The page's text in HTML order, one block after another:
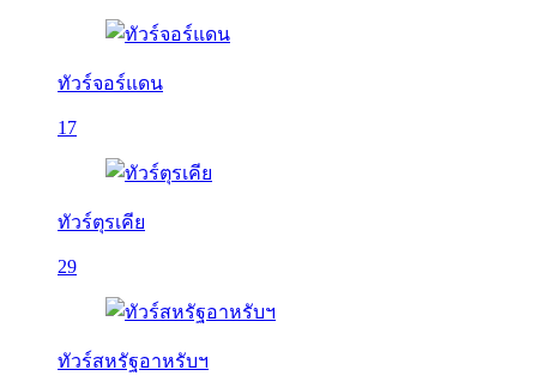
ทัวร์จอร์แดน
17
ทัวร์ตุรเคีย
29
ทัวร์สหรัฐอาหรับฯ